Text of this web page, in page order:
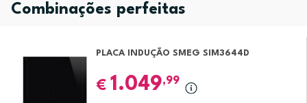
Combinações perfeitas
PLACA INDUÇÃO SMEG SIM3644D
€ 1.049,99